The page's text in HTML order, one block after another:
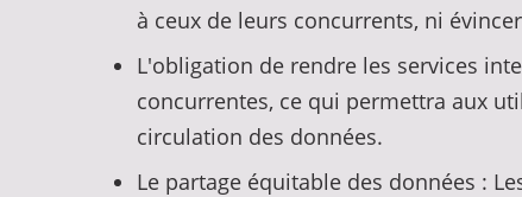
à ceux de leurs concurrents, ni
L'obligation de rendre les services
concurrentes, ce qui permettra aux
circulation des données.
Le partage équitable des données :